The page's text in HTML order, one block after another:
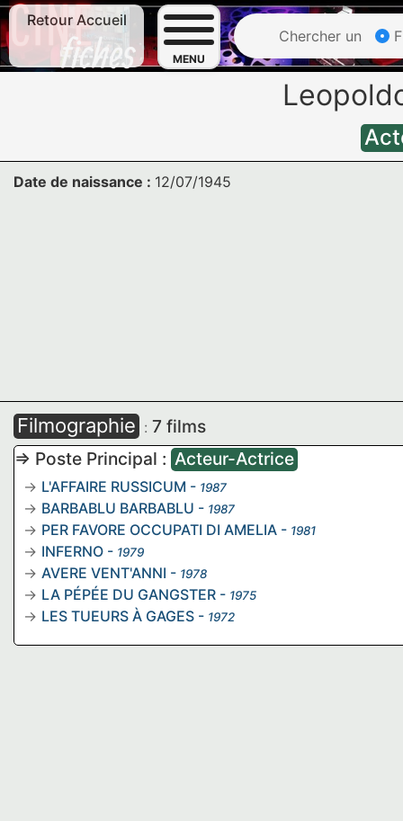
Retour Accueil
MENU
Chercher un
Date de naissance : 12/07/1945
Filmographie : 7 films
=> Poste Principal : Acteur-Actrice
L'AFFAIRE RUSSICUM - 1987
BARBABLU BARBABLU - 1987
PER FAVORE OCCUPATI DI AMELIA - 1981
INFERNO - 1979
AVERE VENT'ANNI - 1978
LA PÉPÉE DU GANGSTER - 1975
LES TUEURS À GAGES - 1972